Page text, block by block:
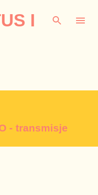
I
- transmisje